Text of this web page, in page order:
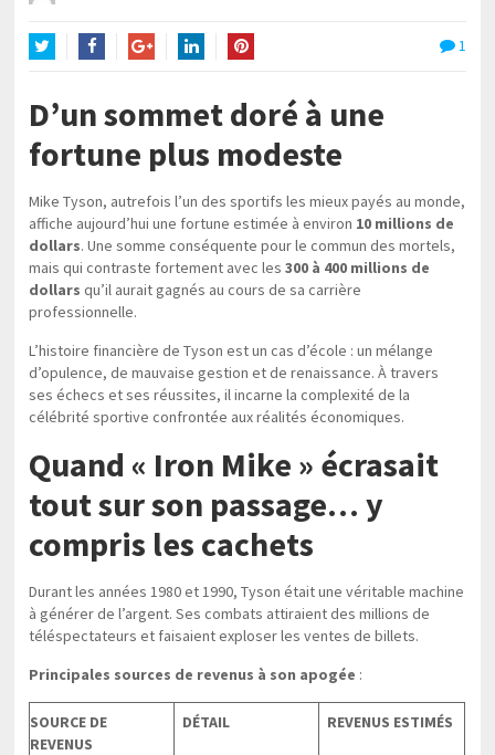
1
D’un sommet doré à une
fortune plus modeste
Mike Tyson, autrefois l’un des sportifs les mieux payés au monde,
affiche aujourd’hui une fortune estimée à environ 10 millions de
dollars. Une somme conséquente pour le commun des mortels,
mais qui contraste fortement avec les300 à 400 millions de
dollars qu’il aurait gagnés au cours de sa carrière
professionnelle.
L’histoire financière de Tyson est un cas d’école : un mélange
d’opulence, de mauvaise gestion et de renaissance. À travers
ses échecs et ses réussites, il incarne la complexité de la
célébrité sportive confrontée aux réalités économiques.
Quand « Iron Mike » écrasait
tout sur son passage… y
compris les cachets
Durant les années 1980 et 1990, Tyson était une véritable machine
à générer de l’argent. Ses combats attiraient des millions de
téléspectateurs et faisaient exploser les ventes de billets.
Principales sources de revenus à son apogée :
SOURCE DE
REVENUS
DÉTAIL REVENUS ESTIMÉS